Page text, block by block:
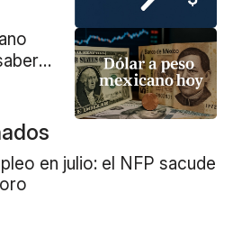
en julio: el NFP sacude